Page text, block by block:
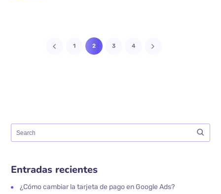
1 2 3 4
Entradas recientes
¿Cómo cambiar la tarjeta de pago en Google Ads?